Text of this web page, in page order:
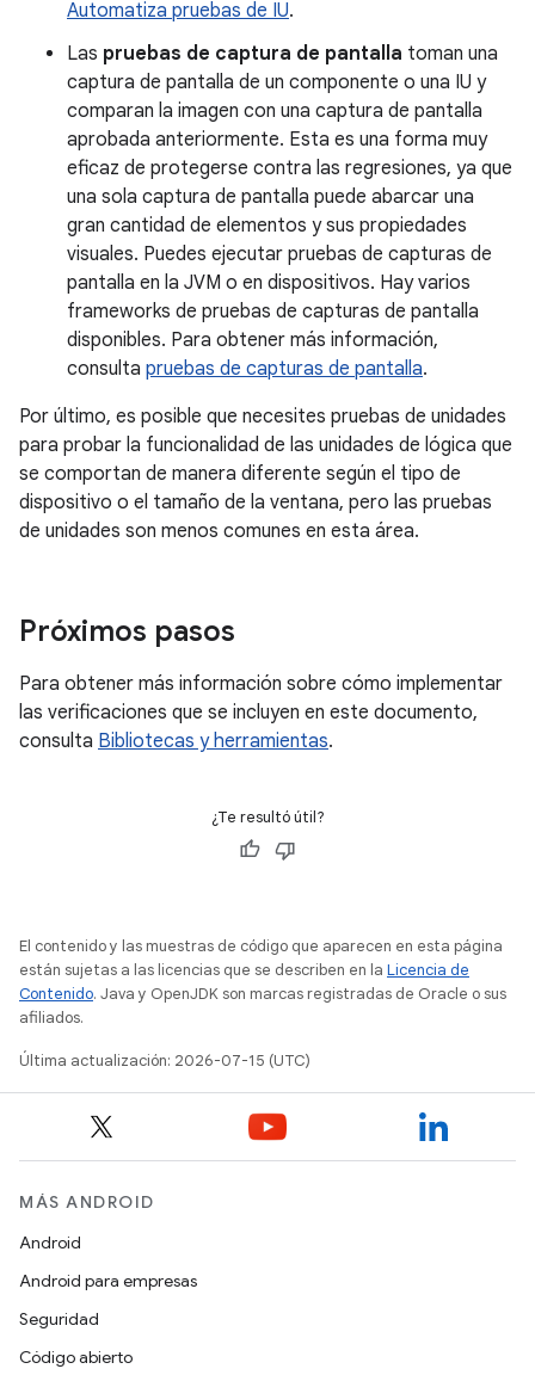
Automatiza pruebas de IU.
Las pruebas de captura de pantalla toman una
captura de pantalla de un componente o una IU y
comparan la imagen con una captura de pantalla
aprobada anteriormente. Esta es una forma muy
eficaz de protegerse contra las regresiones, ya que
una sola captura de pantalla puede abarcar una
gran cantidad de elementos y sus propiedades
visuales. Puedes ejecutar pruebas de capturas de
pantalla en la JVM o en dispositivos. Hay varios
frameworks de pruebas de capturas de pantalla
disponibles. Para obtener más información,
consulta pruebas de capturas de pantalla.
Por último, es posible que necesites pruebas de unidades
para probar la funcionalidad de las unidades de lógica que
se comportan de manera diferente según el tipo de
dispositivo o el tamaño de la ventana, pero las pruebas
de unidades son menos comunes en esta área.
Próximos pasos
Para obtener más información sobre cómo implementar
las verificaciones que se incluyen en este documento,
consulta Bibliotecas y herramientas.
¿Te resultó útil?
El contenido y las muestras de código que aparecen en esta página
están sujetas a las licencias que se describen en la Licencia de
Contenido. Java y OpenJDK son marcas registradas de Oracle o sus
afiliados.
Última actualización: 2026-07-15 (UTC)
MÁS ANDROID
Android
Android para empresas
Seguridad
Código abierto